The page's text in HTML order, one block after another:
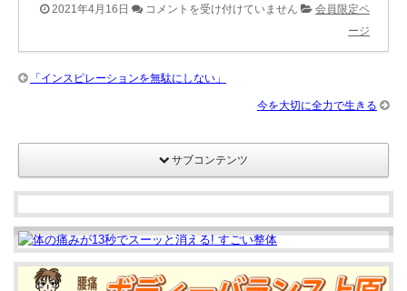
2021年4月16日
院
レ
タ
レ
月
号）
は
コメントを受け付けていません
会員限定ペ
ージ
「インスピレーションを無駄にしない」
今を大切に全力で生きる
サブコンテンツ